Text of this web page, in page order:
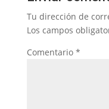
Tu dirección de
Los campos
Comentario *